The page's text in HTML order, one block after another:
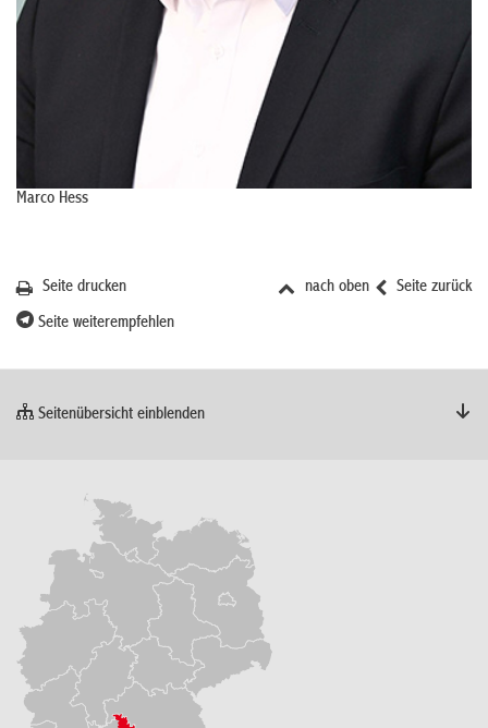
Marco Hess
Seite zurück
nach oben
Seite drucken
Seite weiterempfehlen
Seitenübersicht einblenden